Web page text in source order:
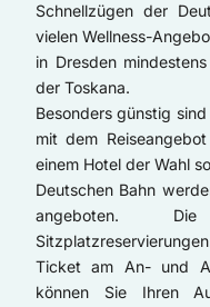
Schnellzügen der
vielen Wellness-
in Dresden
der Toskana.
Besonders günstig
mit dem
einem Hotel der Wahl
Deutschen Bahn
angeboten.
Ticket am An- und
können Sie Ihren